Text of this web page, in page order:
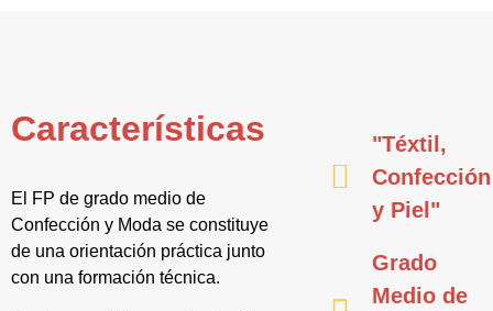
Características
El FP de grado medio de
Confección y Moda se constituye
de una orientación práctica junto
con una formación técnica.
"Téxtil,
Confección
y Piel"
Grado
Medio de